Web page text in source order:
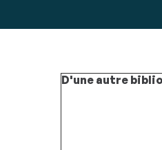
D'une autre